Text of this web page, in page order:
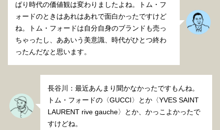
ぱり時代の価値観は変わりましたよね。トム・フ
ォードのときはあれはあれで面白かったですけど
ね。トム・フォードは自分自身のブランドも売っ
ちゃったし、ああいう美意識、時代がひとつ終わ
ったんだなと思います。
長谷川：最近あんまり聞かなかったですもんね。
トム・フォードの〈GUCCI〉とか〈YVES SAINT
LAURENT rive gauche〉とか、かっこよかったで
すけどね。